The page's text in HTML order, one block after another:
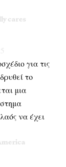
cares
για τις
το
μια
να έχει